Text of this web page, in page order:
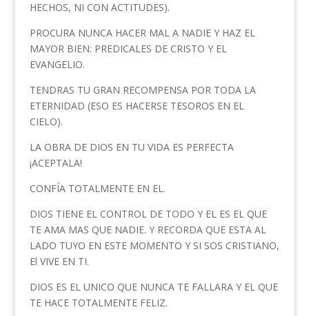
HECHOS, NI CON ACTITUDES).
PROCURA NUNCA HACER MAL A NADIE Y HAZ EL
MAYOR BIEN: PREDICALES DE CRISTO Y EL
EVANGELIO.
TENDRAS TU GRAN RECOMPENSA POR TODA LA
ETERNIDAD (ESO ES HACERSE TESOROS EN EL
CIELO).
LA OBRA DE DIOS EN TU VIDA ES PERFECTA
¡ACEPTALA!
CONFÍA TOTALMENTE EN EL.
DIOS TIENE EL CONTROL DE TODO Y EL ES EL QUE
TE AMA MAS QUE NADIE. Y RECORDA QUE ESTA AL
LADO TUYO EN ESTE MOMENTO Y SI SOS CRISTIANO,
El VIVE EN TI.
DIOS ES EL UNICO QUE NUNCA TE FALLARA Y EL QUE
TE HACE TOTALMENTE FELIZ.